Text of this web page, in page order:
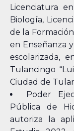
Licenciatura
Biología,
de la
en Enseñanza
escolarizada,
Tulancingo
Ciudad de
Poder
Pública de
autoriza la